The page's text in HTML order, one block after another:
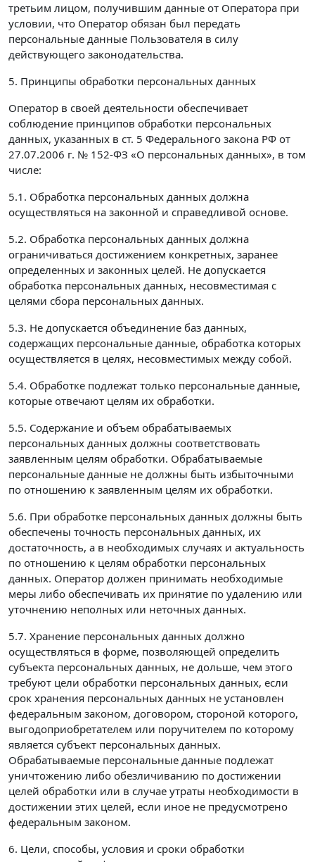
третьим лицом, получившим данные от Оператора при
условии, что Оператор обязан был передать
персональные данные Пользователя в силу
действующего законодательства.
5. Принципы обработки персональных данных
Оператор в своей деятельности обеспечивает
соблюдение принципов обработки персональных
данных, указанных в ст. 5 Федерального закона РФ от
27.07.2006 г. № 152-ФЗ «О персональных данных», в том
числе:
5.1. Обработка персональных данных должна
осуществляться на законной и справедливой основе.
5.2. Обработка персональных данных должна
ограничиваться достижением конкретных, заранее
определенных и законных целей. Не допускается
обработка персональных данных, несовместимая с
целями сбора персональных данных.
5.3. Не допускается объединение баз данных,
содержащих персональные данные, обработка которых
осуществляется в целях, несовместимых между собой.
5.4. Обработке подлежат только персональные данные,
которые отвечают целям их обработки.
5.5. Содержание и объем обрабатываемых
персональных данных должны соответствовать
заявленным целям обработки. Обрабатываемые
персональные данные не должны быть избыточными
по отношению к заявленным целям их обработки.
5.6. При обработке персональных данных должны быть
обеспечены точность персональных данных, их
достаточность, а в необходимых случаях и актуальность
по отношению к целям обработки персональных
данных. Оператор должен принимать необходимые
меры либо обеспечивать их принятие по удалению или
уточнению неполных или неточных данных.
5.7. Хранение персональных данных должно
осуществляться в форме, позволяющей определить
субъекта персональных данных, не дольше, чем этого
требуют цели обработки персональных данных, если
срок хранения персональных данных не установлен
федеральным законом, договором, стороной которого,
выгодоприобретателем или поручителем по которому
является субъект персональных данных.
Обрабатываемые персональные данные подлежат
уничтожению либо обезличиванию по достижении
целей обработки или в случае утраты необходимости в
достижении этих целей, если иное не предусмотрено
федеральным законом.
6. Цели, способы, условия и сроки обработки